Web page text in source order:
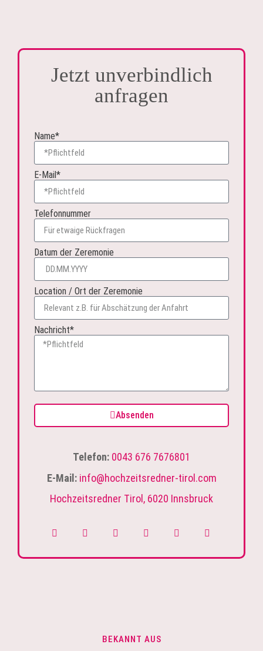
Jetzt unverbindlich
anfragen
Name*
E-Mail*
Telefonnummer
Datum der Zeremonie
Location / Ort der Zeremonie
Nachricht*
Absenden
Telefon: 0043 676 7676801
E-Mail: info@hochzeitsredner-tirol.com
Hochzeitsredner Tirol, 6020 Innsbruck
BEKANNT AUS